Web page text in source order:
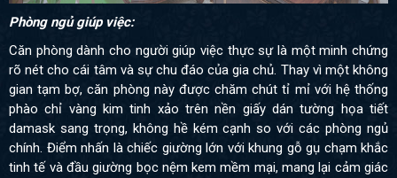
Phòng ngủ giúp việc:
Căn phòng dành cho người giúp việc thực sự là một minh chứng
rõ nét cho cái tâm và sự chu đáo của gia chủ. Thay vì một không
gian tạm bợ, căn phòng này được chăm chút tỉ mỉ với hệ thống
phào chỉ vàng kim tinh xảo trên nền giấy dán tường họa tiết
damask sang trọng, không hề kém cạnh so với các phòng ngủ
chính. Điểm nhấn là chiếc giường lớn với khung gỗ gụ chạm khắc
tinh tế và đầu giường bọc nệm kem mềm mại, mang lại cảm giác